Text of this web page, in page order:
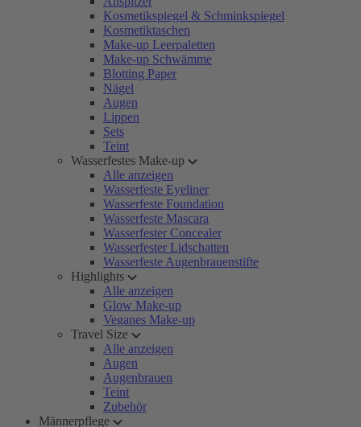
Kosmetikspiegel & Schminkspiegel
Kosmetiktaschen
Make-up Leerpaletten
Make-up Schwämme
Blotting Paper
Nägel
Augen
Lippen
Sets
Teint
Wasserfestes Make-up
Alle anzeigen
Wasserfeste Eyeliner
Wasserfeste Foundation
Wasserfeste Mascara
Wasserfester Concealer
Wasserfester Lidschatten
Wasserfeste Augenbrauenstifte
Highlights
Alle anzeigen
Glow Make-up
Veganes Make-up
Travel Size
Alle anzeigen
Augen
Augenbrauen
Teint
Zubehör
Männerpflege